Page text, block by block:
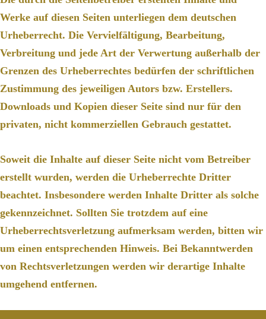
Werke auf diesen Seiten unterliegen dem deutschen
Urheberrecht. Die Vervielfältigung, Bearbeitung,
Verbreitung und jede Art der Verwertung außerhalb der
Grenzen des Urheberrechtes bedürfen der schriftlichen
Zustimmung des jeweiligen Autors bzw. Erstellers.
Downloads und Kopien dieser Seite sind nur für den
privaten, nicht kommerziellen Gebrauch gestattet.
Soweit die Inhalte auf dieser Seite nicht vom Betreiber
erstellt wurden, werden die Urheberrechte Dritter
beachtet. Insbesondere werden Inhalte Dritter als solche
gekennzeichnet. Sollten Sie trotzdem auf eine
Urheberrechtsverletzung aufmerksam werden, bitten wir
um einen entsprechenden Hinweis. Bei Bekanntwerden
von Rechtsverletzungen werden wir derartige Inhalte
umgehend entfernen.